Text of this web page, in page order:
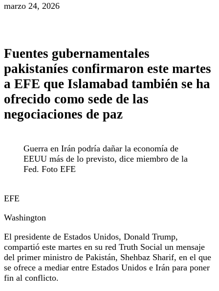
marzo 24, 2026
Fuentes gubernamentales
pakistaníes confirmaron este martes
a EFE que Islamabad también se ha
ofrecido como sede de las
negociaciones de paz
Guerra en Irán podría dañar la economía de
EEUU más de lo previsto, dice miembro de la
Fed. Foto EFE
EFE
Washington
El presidente de Estados Unidos, Donald Trump,
compartió este martes en su red Truth Social un mensaje
del primer ministro de Pakistán, Shehbaz Sharif, en el que
se ofrece a mediar entre Estados Unidos e Irán para poner
fin al conflicto.